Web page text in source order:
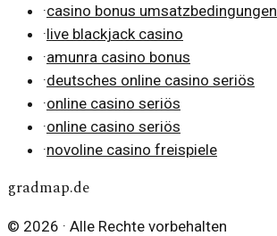
·casino bonus umsatzbedingungen
·live blackjack casino
·amunra casino bonus
·deutsches online casino seriös
·online casino seriös
·online casino seriös
·novoline casino freispiele
gradmap.de
© 2026 · Alle Rechte vorbehalten